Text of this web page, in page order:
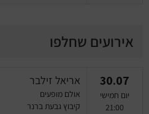
אירועים שחלפו
30.07
יום חמישי
21:00
אריאל זילבר
אולם מופעים
קיבוץ גבעת ברנר